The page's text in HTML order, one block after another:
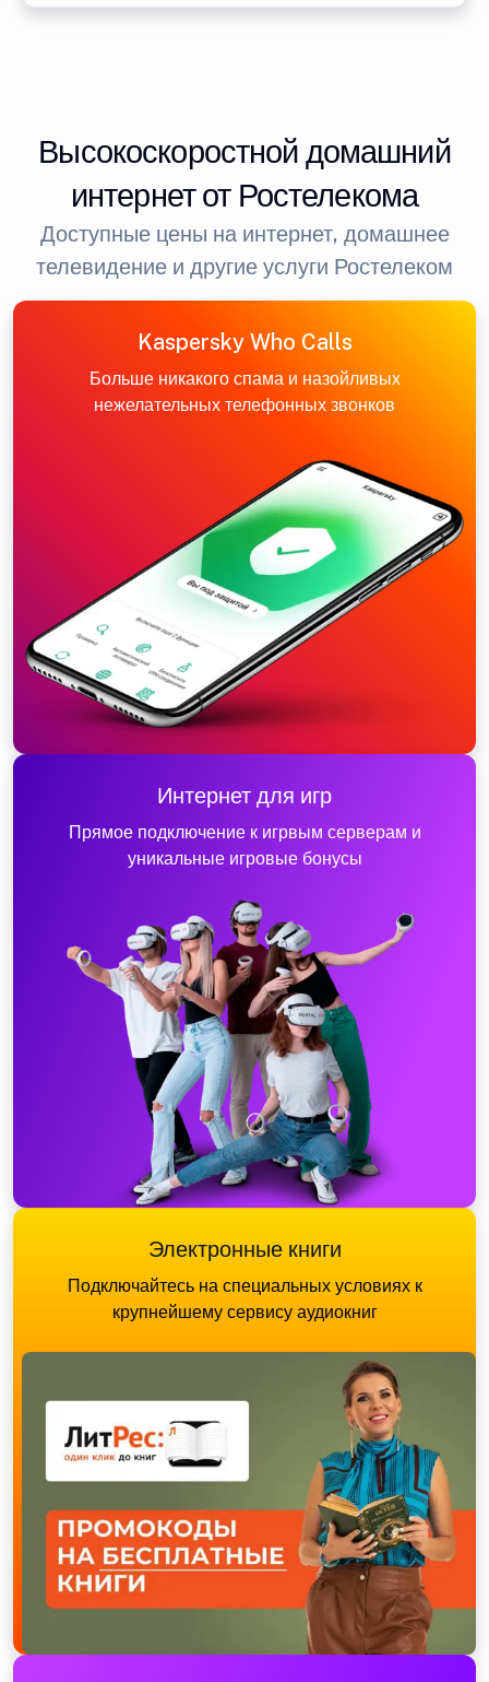
Высокоскоростной домашний
интернет от Ростелекома
Доступные цены на интернет, домашнее
телевидение и другие услуги Ростелеком
Kaspersky Who Calls
Больше никакого спама и назойливых
нежелательных телефонных звонков
Интернет для игр
Прямое подключение к игрвым серверам и
уникальные игровые бонусы
Электронные книги
Подключайтесь на специальных условиях к
крупнейшему сервису аудиокниг